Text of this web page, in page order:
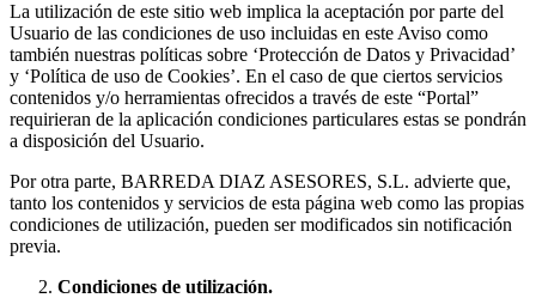
La utilización de este sitio web implica la aceptación por parte del
Usuario de las condiciones de uso incluidas en este Aviso como
también nuestras políticas sobre ‘Protección de Datos y Privacidad’
y ‘Política de uso de Cookies’. En el caso de que ciertos servicios
contenidos y/o herramientas ofrecidos a través de este “Portal”
requirieran de la aplicación condiciones particulares estas se pondrán
a disposición del Usuario.
Por otra parte, BARREDA DIAZ ASESORES, S.L. advierte que,
tanto los contenidos y servicios de esta página web como las propias
condiciones de utilización, pueden ser modificados sin notificación
previa.
Condiciones de utilización.